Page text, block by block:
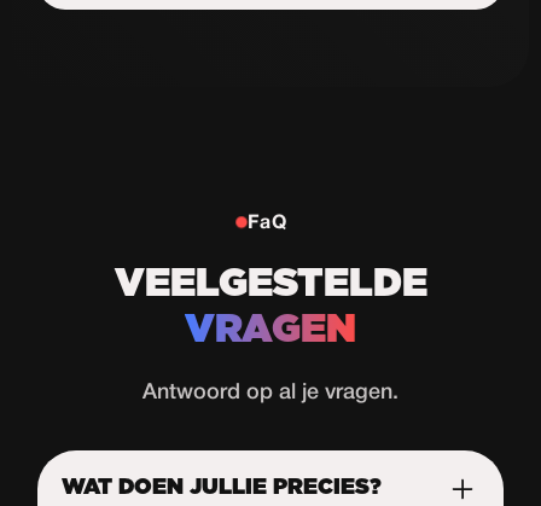
Start de uitdaging
FaQ
VEELGESTELDE
VRAGEN
Antwoord op al je vragen.
WAT DOEN JULLIE PRECIES?